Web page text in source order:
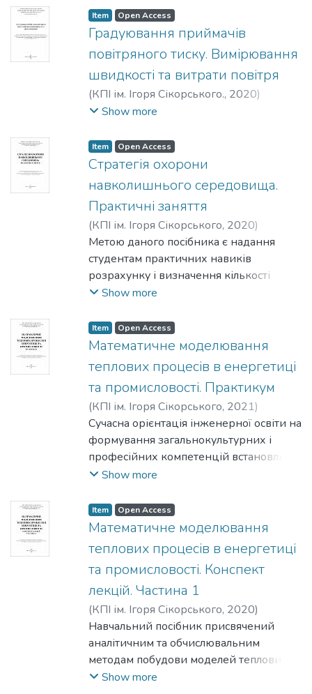
Item Open Access
Градуювання приймачів
повітряного тиску. Вимірювання
швидкості та витрати повітря
(КПІ ім. Ігоря Сікорського., 2020)
Абдулін, Михайло Загретдинович
Дмитро Зеновійович
Ольга Олександрівна
Show more
Item Open Access
Стратегія охорони
навколишнього середовища.
Практичні заняття
(КПІ ім. Ігоря Сікорського, 2020)
Риндюк, Дмитро Вікторович;Шелешей,
Тетяна Вікторівна;Беднарська, Інна
Станіславівна
Метою даного посібника є надання
студентам практичних навиків
розрахунку і визначення кількості
викидів основних забруднюючих
повітря з димовими газами, які
утворюються під час спалювання
органічного палива в енергетичних
установках.
Show more
Item Open Access
Математичне моделювання
теплових процесів в енергетиці
та промисловості. Практикум
(КПІ ім. Ігоря Сікорського, 2021)
Риндюк, Дмитро Вікторович;Пешко,
Віталій Анатолійович
Сучасна орієнтація інженерної освіти на
формування загальнокультурних і
професійних компетенцій встановлює
пріоритети у професійній підготовці не
математичних знань, а й на виховання
потреби і готовності до застосування
математичних методів у професійній
діяльності. У даному посібнику
описуються методичні особливості
використання професійно
орієнтованих задач на різних рівнях
складності із застосуванням системи
MathCAD в рамках дисципліни
«Математичне моделювання теплових
процесів в енергетиці та
Show more
Item Open Access
Математичне моделювання
теплових процесів в енергетиці
та промисловості. Конспект
лекцій. Частина 1
(КПІ ім. Ігоря Сікорського, 2020)
Риндюк, Дмитро Вікторович
Навчальний посібник присвячений
аналітичним та обчислювальним
методам побудови моделей теплових
процесів обладнання теплових та
Show more